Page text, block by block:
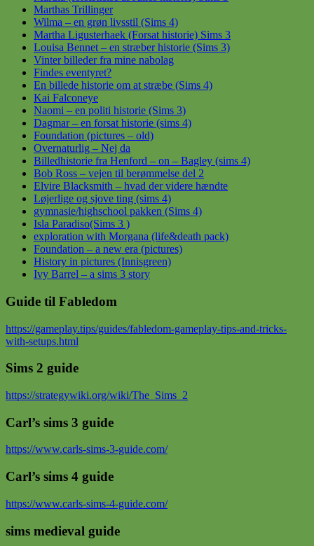
Marthas Trillinger
Wilma – en grøn livsstil (Sims 4)
Martha Ligusterhaek (Forsat historie) Sims 3
Louisa Bennet – en stræber historie (Sims 3)
Vinter billeder fra mine nabolag
Findes eventyret?
En billede historie om at stræbe (Sims 4)
Kai Falconeye
Naomi – en politi historie (Sims 3)
Dagmar – en forsat historie (sims 4)
Foundation (pictures – old)
Overnaturlig – Nej da
Billedhistorie fra Henford – on – Bagley (sims 4)
Bob Ross – vejen til berømmelse del 2
Elvire Blacksmith – hvad der videre hændte
Løjerlige og sjove ting (sims 4)
gymnasie/highschool pakken (Sims 4)
Isla Paradiso(Sims 3 )
exploration with Morgana (life&death pack)
Foundation – a new era (pictures)
History in pictures (Innisgreen)
Ivy Barrel – a sims 3 story
Guide til Fabledom
https://gameplay.tips/guides/fabledom-gameplay-tips-and-tricks-
with-setups.html
Sims 2 guide
https://strategywiki.org/wiki/The_Sims_2
Carl’s sims 3 guide
https://www.carls-sims-3-guide.com/
Carl’s sims 4 guide
https://www.carls-sims-4-guide.com/
sims medieval guide